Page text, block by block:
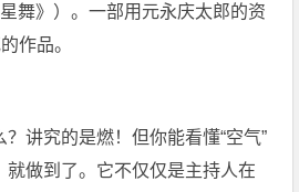
舞》）。一部用元永庆太郎的资
作品。
讲究的是燃！但你能看懂“空气”
就做到了。它不仅仅是主持人在